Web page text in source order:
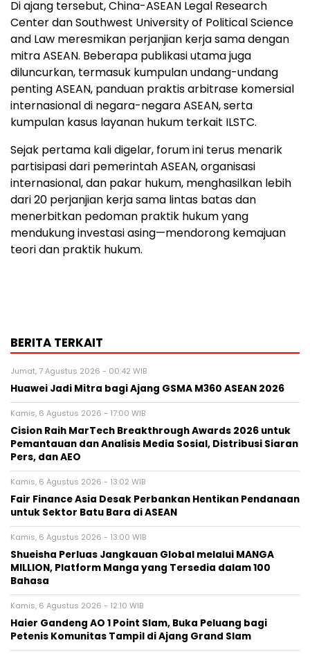
Di ajang tersebut, China-ASEAN Legal Research
Center dan Southwest University of Political Science
and Law meresmikan perjanjian kerja sama dengan
mitra ASEAN. Beberapa publikasi utama juga
diluncurkan, termasuk kumpulan undang-undang
penting ASEAN, panduan praktis arbitrase komersial
internasional di negara-negara ASEAN, serta
kumpulan kasus layanan hukum terkait ILSTC.
Sejak pertama kali digelar, forum ini terus menarik
partisipasi dari pemerintah ASEAN, organisasi
internasional, dan pakar hukum, menghasilkan lebih
dari 20 perjanjian kerja sama lintas batas dan
menerbitkan pedoman praktik hukum yang
mendukung investasi asing—mendorong kemajuan
teori dan praktik hukum.
BERITA TERKAIT
Jumat, 7 Agustus 2026 - 00:42 WIB
Huawei Jadi Mitra bagi Ajang GSMA M360 ASEAN 2026
Kamis, 6 Agustus 2026 - 17:00 WIB
Cision Raih MarTech Breakthrough Awards 2026 untuk
Pemantauan dan Analisis Media Sosial, Distribusi Siaran
Pers, dan AEO
Kamis, 6 Agustus 2026 - 13:02 WIB
Fair Finance Asia Desak Perbankan Hentikan Pendanaan
untuk Sektor Batu Bara di ASEAN
Kamis, 6 Agustus 2026 - 13:00 WIB
Shueisha Perluas Jangkauan Global melalui MANGA
MILLION, Platform Manga yang Tersedia dalam 100
Bahasa
Kamis, 6 Agustus 2026 - 12:10 WIB
Haier Gandeng AO 1 Point Slam, Buka Peluang bagi
Petenis Komunitas Tampil di Ajang Grand Slam